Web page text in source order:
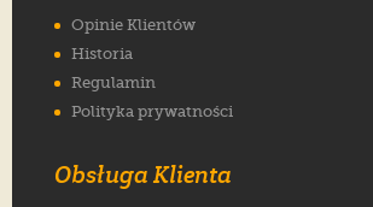
Opinie Klientów
Historia
Regulamin
Polityka prywatności
Obsługa Klienta